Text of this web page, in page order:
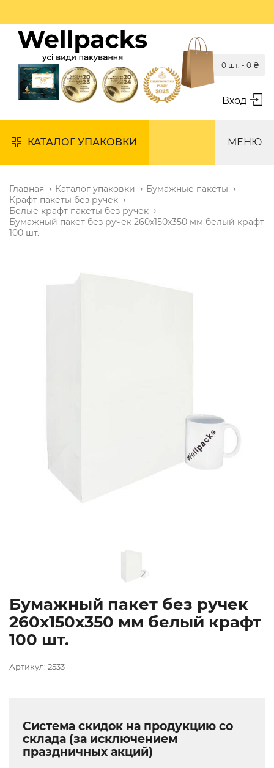
Вход
0 шт. - 0 ₴
КАТАЛОГ УПАКОВКИ МЕНЮ
Главная → Каталог упаковки → Бумажные пакеты →
Крафт пакеты без ручек →
Белые крафт пакеты без ручек →
Бумажный пакет без ручек 260х150х350 мм белый крафт
100 шт.
Бумажный пакет без ручек
260х150х350 мм белый крафт
100 шт.
Артикул: 2533
Система скидок на продукцию со
склада (за исключением
праздничных акций)